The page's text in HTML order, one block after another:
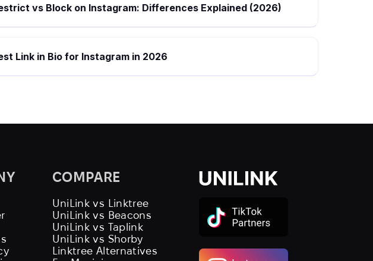
vs Block on Instagram: Differences Explained (2026)
Link in Bio for Instagram in 2026
COMPARE
UniLink vs Linktree
UniLink vs Beacons
UniLink vs Taplink
UniLink vs Shorby
Linktree Alternatives